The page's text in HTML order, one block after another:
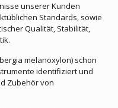
unserer Kunden
Standards, sowie
Qualität, Stabilität,
melanoxylon) schon
identifiziert und
Zubehör von